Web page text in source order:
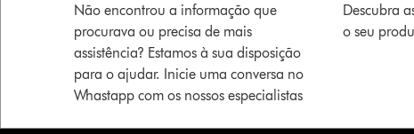
Não encontrou a informação que
procurava ou precisa de mais
assistência? Estamos à sua disposição
para o ajudar. Inicie uma conversa no
Whastapp com os nossos especialistas
Descubra
o seu